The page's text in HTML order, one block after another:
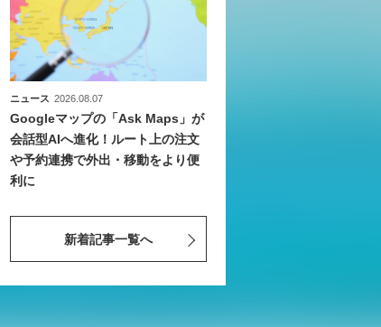
ニュース 2026.08.07
Googleマップの「Ask Maps」が
会話型AIへ進化！ルート上の注文
や予約連携で外出・移動をより便
利に
新着記事一覧へ